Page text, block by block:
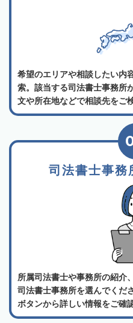
希望のエリアや相談したい内
索。該当する司法書士事務所
文や所在地などで相談先をご
司法書士事務
所属司法書士や事務所の紹介
司法書士事務所を選んでくだ
ボタンから詳しい情報をご確